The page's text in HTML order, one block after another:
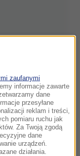
Witold Waszczykowski
zaufanymi
informacje zawarte
dane
przesyłane
reklam i treści,
pomiaru ruchu jak
Za Twoją zgodą
dane
urządzeń.
działania.